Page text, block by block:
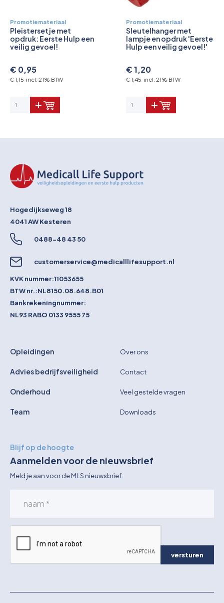
Promotiemateriaal
Pleistersetje met
opdruk: Eerste Hulp een
veilig gevoel!
€ 0,95
€ 1,15 incl. 21% BTW
Promotiemateriaal
Sleutelhanger met
lampje en opdruk 'Eerste
Hulp een veilig gevoel!'
€ 1,20
€ 1,45 incl. 21% BTW
Hogedijkseweg 18
4041 AWKesteren
0488-48 43 50
customerservice@medicalllifesupport.nl
KVK nummer:11053655
BTW nr.:NL8150.08.648.B01
Bankrekeningnummer:
NL93 RABO 0133 9555 75
Opleidingen
Advies bedrijfsveiligheid
Onderhoud
Team
Over ons
Contact
Veel gestelde vragen
Downloads
Blijf op de hoogte
Aanmelden voor de nieuwsbrief
Meld je aan voor de MLS nieuwsbrief:
versturen